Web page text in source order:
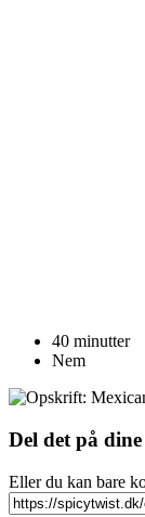
40 minutter
Nem
Del det på
Eller du kan bare